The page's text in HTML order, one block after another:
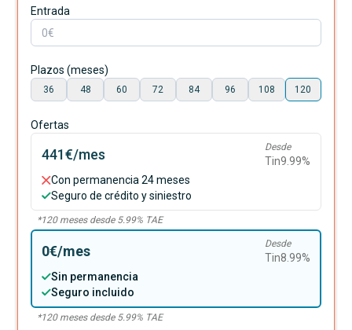
Entrada
Plazos (meses)
36 48 60 72 84 96 108 120
Ofertas
441€/mes Desde
Tin9.99%
Con permanencia 24 meses
Seguro de crédito y siniestro
*120meses desde 5.99% TAE
0€/mes Desde
Tin8.99%
Sin permanencia
Seguro incluido
*120meses desde 5.99% TAE